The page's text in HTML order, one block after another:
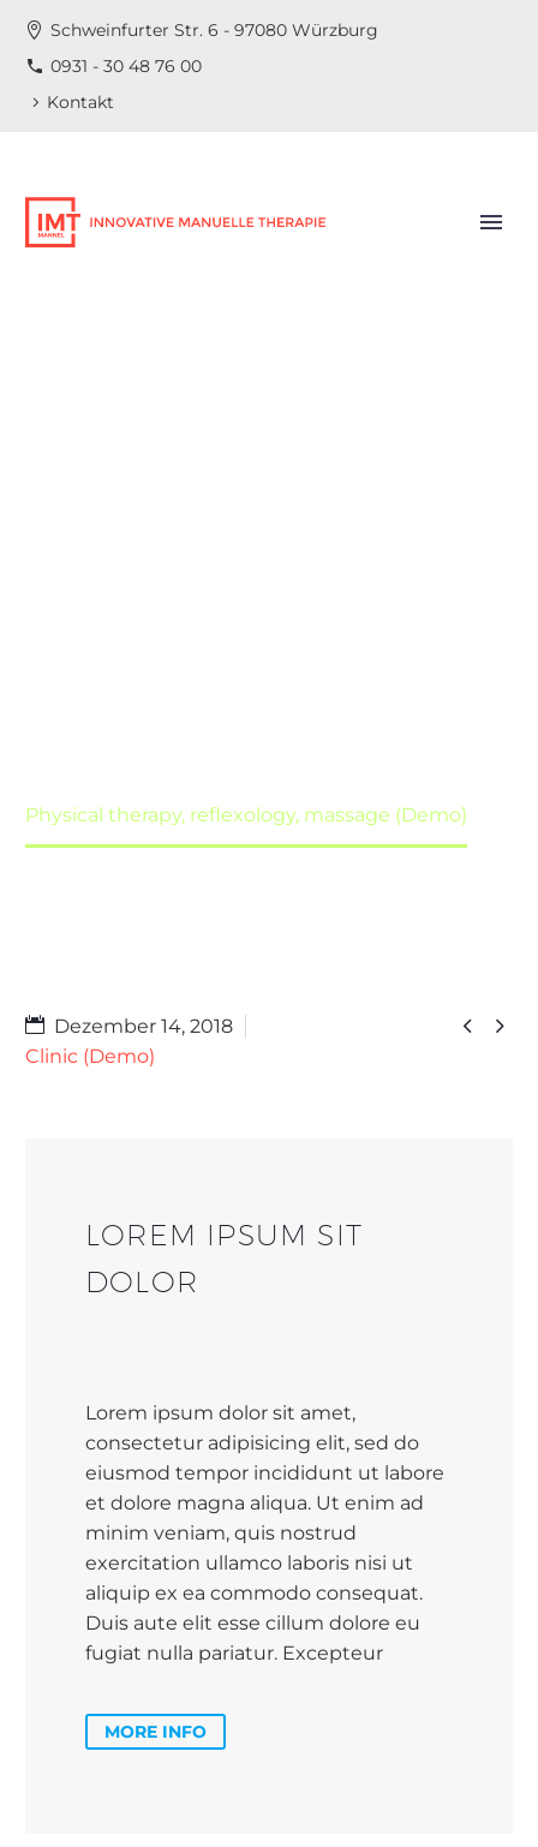
Schweinfurter Str. 6 - 97080 Würzburg
0931 - 30 48 76 00
Kontakt
Physical therapy, reflexology, massage (Demo)
 
Dezember 14, 2018
Clinic (Demo)
LOREM IPSUM SIT
DOLOR
Lorem ipsum dolor sit amet,
consectetur adipisicing elit, sed do
eiusmod tempor incididunt ut labore
et dolore magna aliqua. Ut enim ad
minim veniam, quis nostrud
exercitation ullamco laboris nisi ut
aliquip ex ea commodo consequat.
Duis aute elit esse cillum dolore eu
fugiat nulla pariatur. Excepteur
MORE INFO